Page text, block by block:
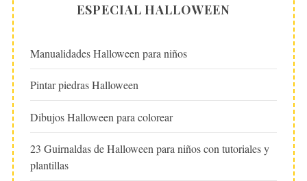
ESPECIAL HALLOWEEN
Manualidades Halloween para niños
Pintar piedras Halloween
Dibujos Halloween para colorear
23 Guirnaldas de Halloween para niños con tutoriales y
plantillas